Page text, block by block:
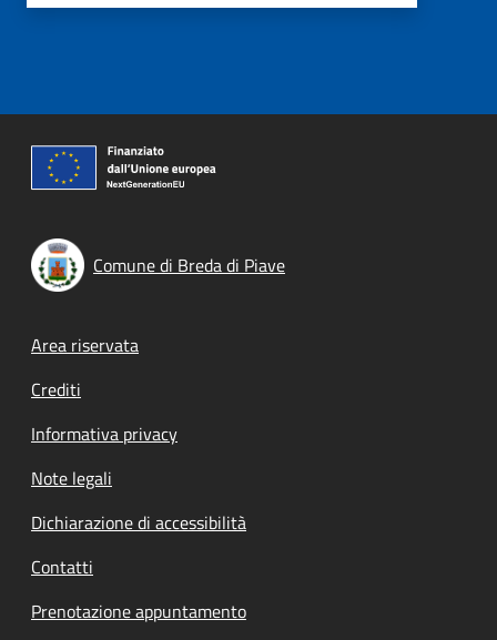
Comune di Breda di Piave
Footer menu
Area riservata
Crediti
Informativa privacy
Note legali
Dichiarazione di accessibilità
Contatti
Prenotazione appuntamento